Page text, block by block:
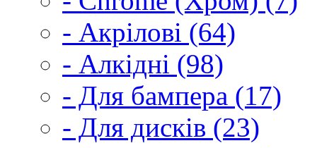
- Акрілові (64)
- Алкідні (98)
- Для бампера (17)
- Для дисків (23)